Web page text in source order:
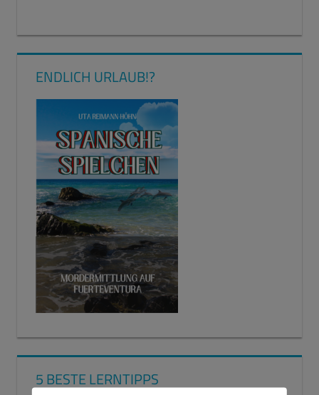
ENDLICH URLAUB!?
5 BESTE LERNTIPPS